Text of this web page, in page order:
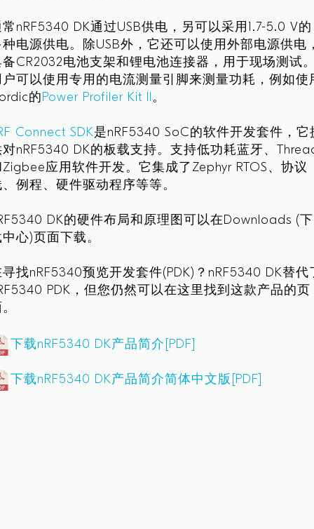
常nRF5340 DK通过USB供电，另可以采用1.7-5.0 V的
种电源供电。除USB外，它还可以使用外部电源供电，
备CR2032电池支架和锂电池连接器，用于现场测试。
户可以使用专用的电流测量引脚来测量功耗，例如使
的Power Profiler Kit II。
Connect SDK是nRF5340 SoC的软件开发套件，它
对nRF5340 DK的板载支持。支持低功耗蓝牙、
Zigbee应用软件开发。它集成了Zephyr RTOS、协议
、例程、硬件驱动程序等等。
DK的硬件布局和原理图可以在Downloads (下
心)页面下载。
寻找nRF5340预览开发套件(PDK)？nRF5340 DK替代
PDK，但您仍然可以在这里找到这款产品的页
下载nRF5340 DK产品简介[PDF]
下载nRF5340 DK产品简介简体中文版[PDF]